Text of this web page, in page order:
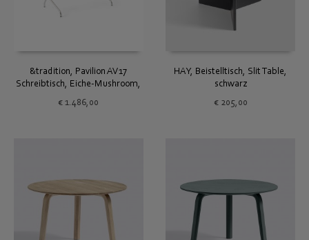
&tradition, Pavilion AV17
Schreibtisch, Eiche-Mushroom,
€ 1.486,00
HAY, Beistelltisch, Slit Table,
schwarz
€205,00